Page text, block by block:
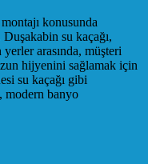
konusunda
su kaçağı,
arasında, müşteri
hijyenini sağlamak için
su kaçağı gibi
modern banyo